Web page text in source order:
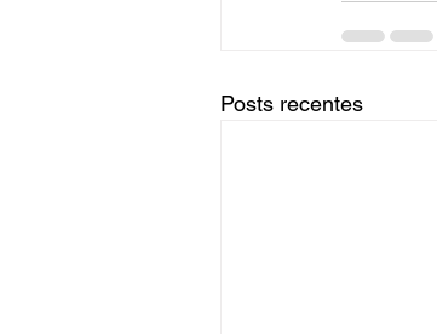
Posts recentes